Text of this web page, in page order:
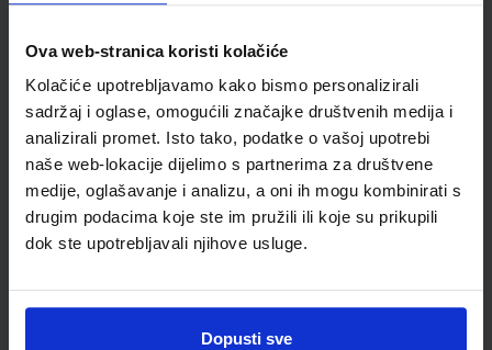
Ova web-stranica koristi kolačiće
Kolačiće upotrebljavamo kako bismo personalizirali
sadržaj i oglase, omogućili značajke društvenih medija i
analizirali promet. Isto tako, podatke o vašoj upotrebi
naše web-lokacije dijelimo s partnerima za društvene
medije, oglašavanje i analizu, a oni ih mogu kombinirati s
drugim podacima koje ste im pružili ili koje su prikupili
dok ste upotrebljavali njihove usluge.
Dopusti sve
Newsletter prijava
Prijavite se kako bi primali informacije o novim
proizvodima i uslugama, akcijama i drugim